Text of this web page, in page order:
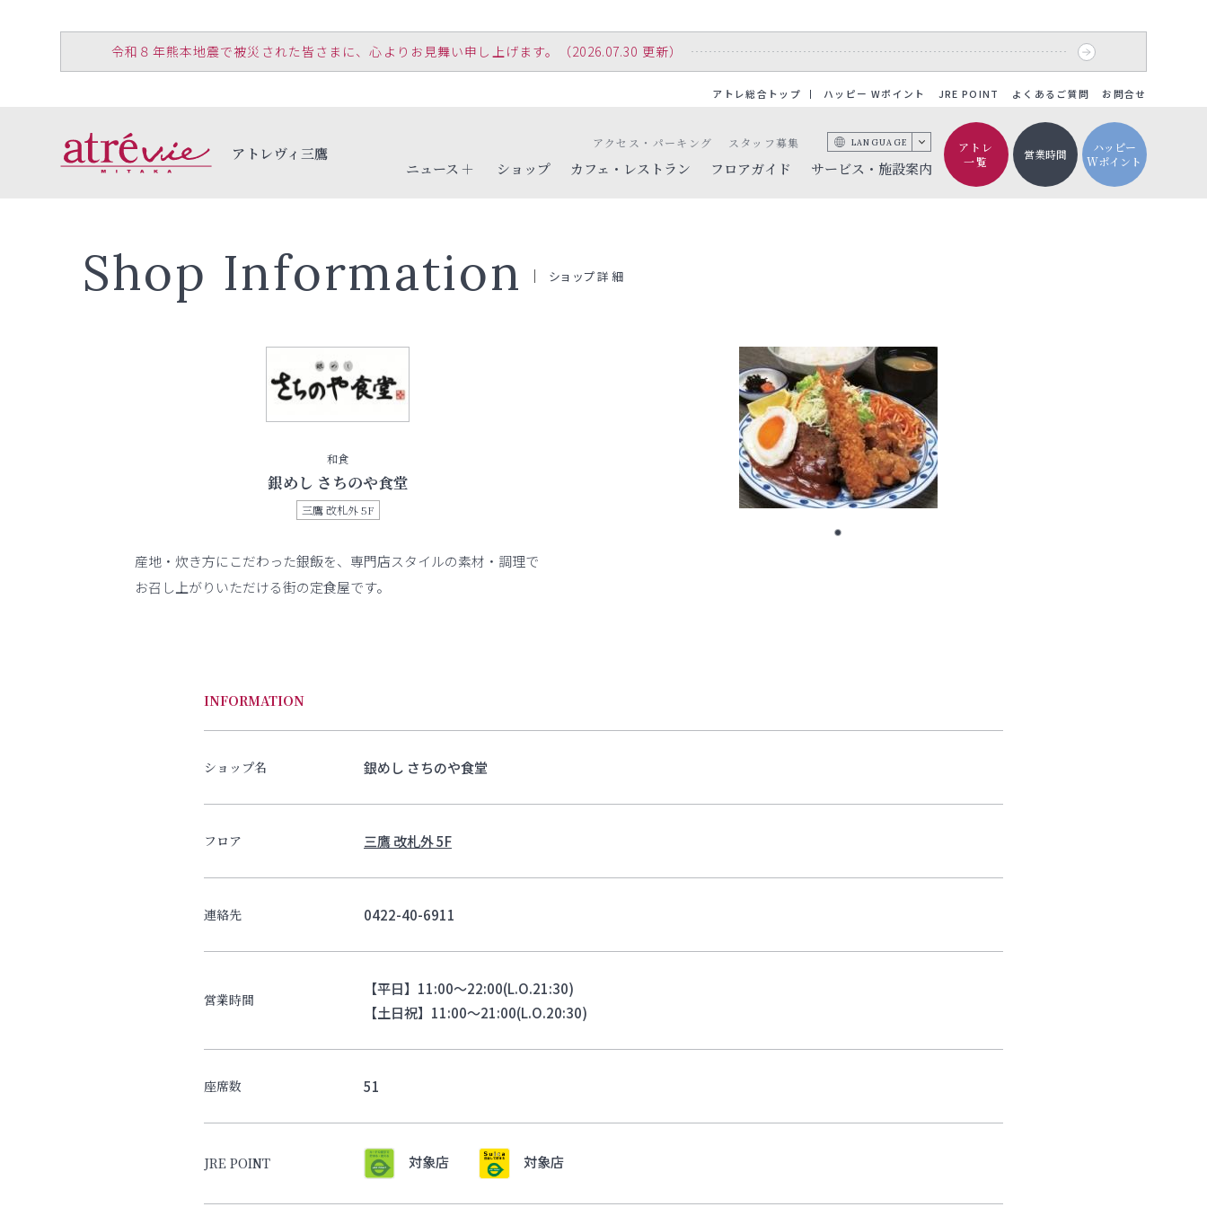
令和８年熊本地震で被災された皆さまに、心よりお見舞い申し上げます。（2026.07.30 更新）
アトレ総合トップ ハッピー Wポイント JRE POINT よくあるご質問 お問合せ
アトレヴィ三鷹
ニュース
ショップ カフェ・レストラン フロアガイド サービス・施設案内
アクセス・パーキング スタッフ募集 LANGUAGE
アトレ
一覧
営業時間
ハッピー
Wポイント
Shop Information ショップ詳細
和食
銀めし さちのや食堂
三鷹 改札外 5F
産地・炊き方にこだわった銀飯を、専門店スタイルの素材・調理で
お召し上がりいただける街の定食屋です。
INFORMATION
ショップ名 銀めし さちのや食堂
フロア 三鷹 改札外 5F
連絡先 0422-40-6911
営業時間
【平日】11:00～22:00(L.O.21:30)
【土日祝】11:00～21:00(L.O.20:30)
座席数 51
JRE POINT 対象店 対象店